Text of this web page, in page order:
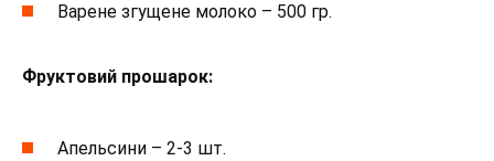
Варене згущене молоко – 500 гр.
Фруктовий прошарок:
Апельсини – 2-3 шт.